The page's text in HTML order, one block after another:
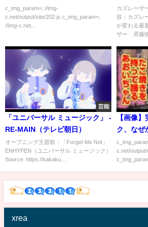
c_img_param=; //img-
c.net/output/site/202.js c_img_param=;
//img-c.net...
世界的
カズレーザ
容：カズレ
が変わる最
ザー 斉藤慎
芸能
「ユニバーサル ミュージック」 -
RE-MAIN（テレビ朝日）
オープニング主題歌：「Forget Me Not」
ENHYPEN（ユニバーサル ミュージック）
Source: https://kakaku...
【画像
ク、なぜ
にしてし
c.net/
xrea